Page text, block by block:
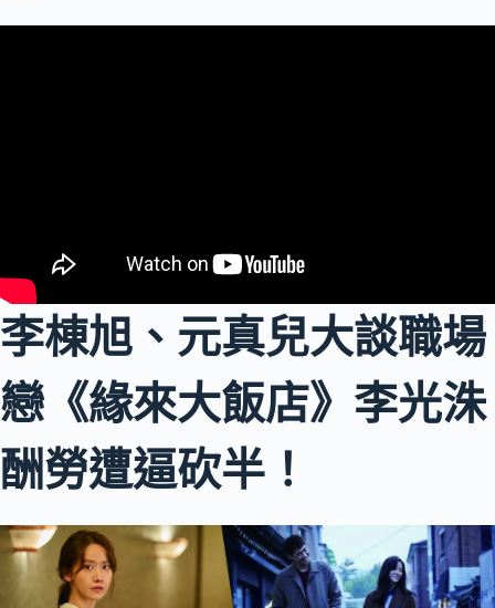
李棟旭、元真兒大談職場
戀《緣來大飯店》李光洙
酬勞遭逼砍半！